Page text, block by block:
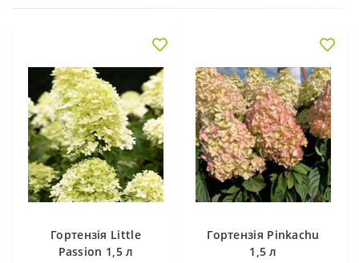
Гортензія Little
Passion 1,5 л
Гортензія Pinkachu
1,5 л